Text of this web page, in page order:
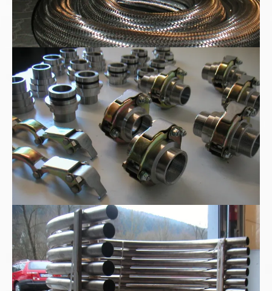
WEER-Rohrkupplungen
Edelstahl-180°-Rohrbogen